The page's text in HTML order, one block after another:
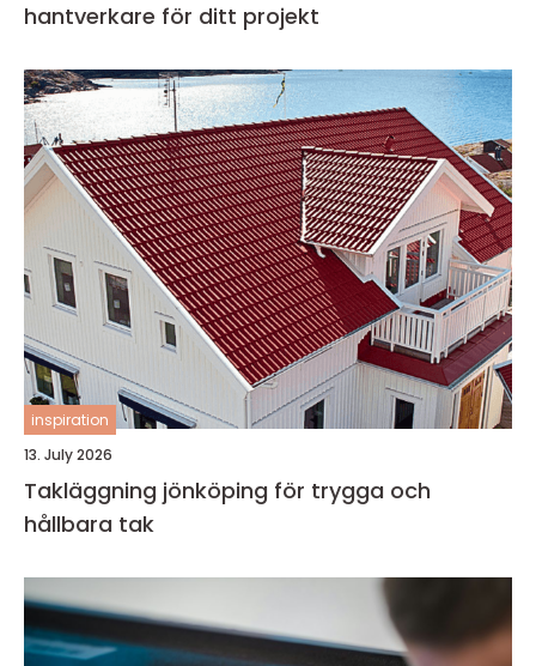
hantverkare för ditt projekt
inspiration
13. July 2026
Takläggning jönköping för trygga och
hållbara tak